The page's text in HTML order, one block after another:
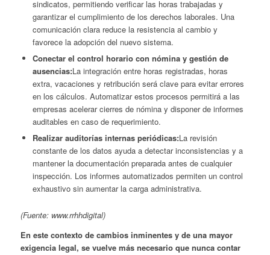
sindicatos, permitiendo verificar las horas trabajadas y
garantizar el cumplimiento de los derechos laborales. Una
comunicación clara reduce la resistencia al cambio y
favorece la adopción del nuevo sistema.
Conectar el control horario con nómina y gestión de
ausencias:La integración entre horas registradas, horas
extra, vacaciones y retribución será clave para evitar errores
en los cálculos. Automatizar estos procesos permitirá a las
empresas acelerar cierres de nómina y disponer de informes
auditables en caso de requerimiento.
Realizar auditorías internas periódicas:La revisión
constante de los datos ayuda a detectar inconsistencias y a
mantener la documentación preparada antes de cualquier
inspección. Los informes automatizados permiten un control
exhaustivo sin aumentar la carga administrativa.
(Fuente: www.rrhhdigital)
En este contexto de cambios inminentes y de una mayor
exigencia legal, se vuelve más necesario que nunca contar